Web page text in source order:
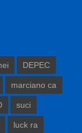
DEPEC
marciano ca
suci
luck ra